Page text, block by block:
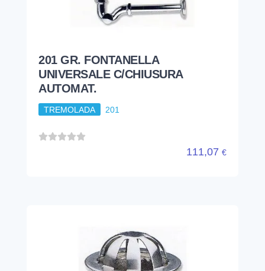
201 GR. FONTANELLA
UNIVERSALE C/CHIUSURA
AUTOMAT.
TREMOLADA 201
111,07 €